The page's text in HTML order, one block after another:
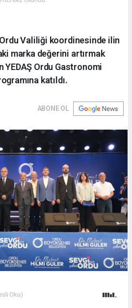
Valiliği koordinesinde ilin
marka değerini artırmak
YEDAŞ Ordu Gastronomi
katıldı.
ABONE OL
Oku)